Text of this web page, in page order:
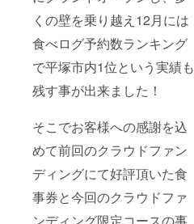
くの壁を乗り越え12月には
食べログ予約数ランキング
で平塚市内1位という実績も
残す事が出来ました！
そこでお客様への感謝を込
めて前回のクラウドファン
ディングにて好評頂いた食
事券と今回のクラウドファ